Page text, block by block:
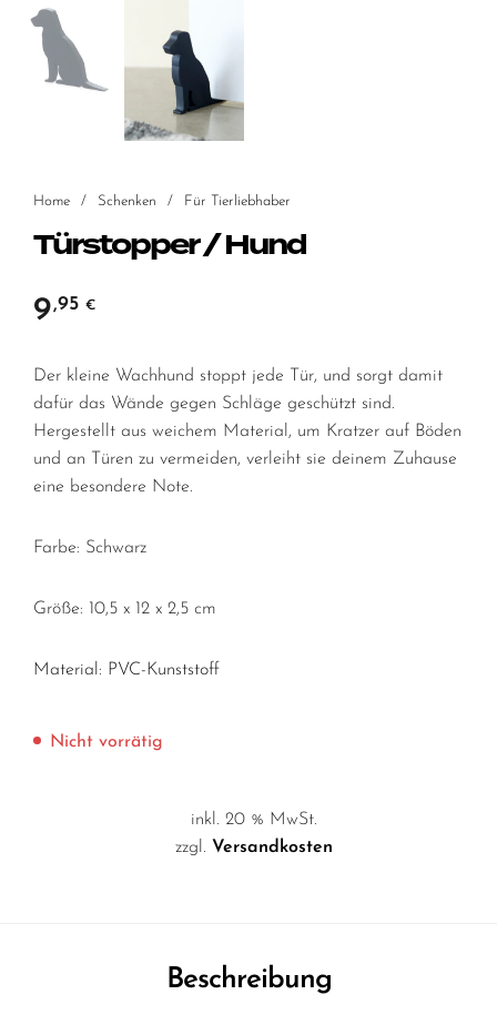
Home / Schenken / Für Tierliebhaber
Türstopper / Hund
9,95 €
Der kleine Wachhund stoppt jede Tür, und sorgt damit
dafür das Wände gegen Schläge geschützt sind.
Hergestellt aus weichem Material, um Kratzer auf Böden
und an Türen zu vermeiden, verleiht sie deinem Zuhause
eine besondere Note.
Farbe: Schwarz
Größe: 10,5 x 12 x 2,5 cm
Material: PVC-Kunststoff
Nicht vorrätig
inkl. 20 % MwSt.
zzgl. Versandkosten
Beschreibung